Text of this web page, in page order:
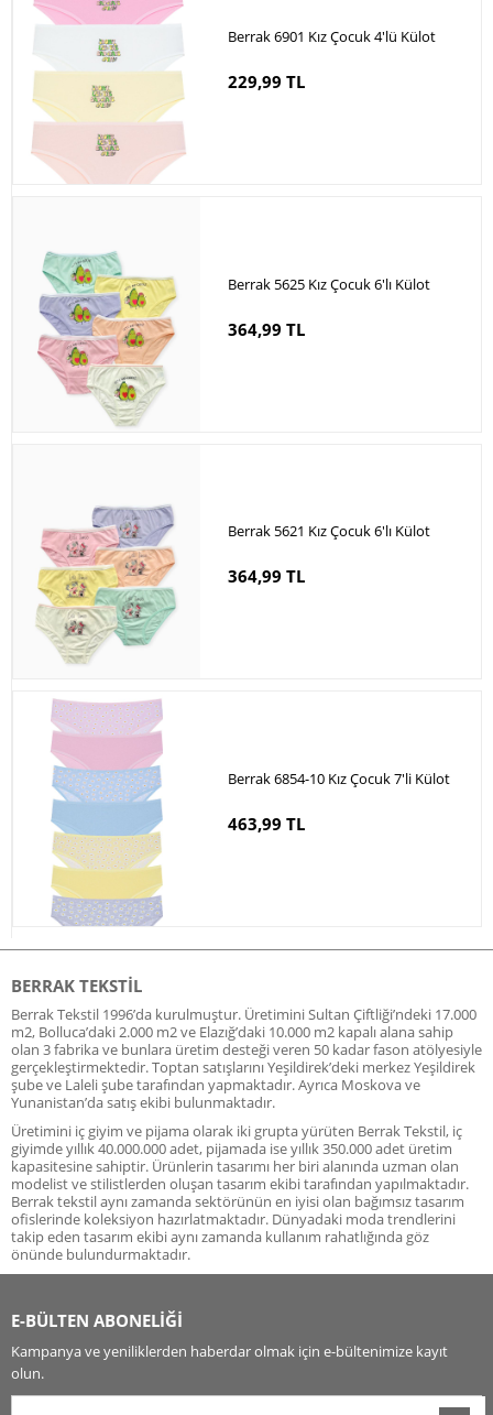
Berrak 6901 Kız Çocuk 4'lü Külot
229,99 TL
Berrak 5625 Kız Çocuk 6'lı Külot
364,99 TL
Berrak 5621 Kız Çocuk 6'lı Külot
364,99 TL
Berrak 6854-10 Kız Çocuk 7'li Külot
463,99 TL
BERRAK TEKSTIL
Berrak Tekstil 1996’da kurulmuştur. Üretimini Sultan Çiftliği’ndeki 17.000
m2, Bolluca’daki 2.000 m2 ve Elazığ’daki 10.000 m2 kapalı alana sahip
olan 3 fabrika ve bunlara üretim desteği veren 50 kadar fason atölyesiyle
gerçekleştirmektedir. Toptan satışlarını Yeşildirek’deki merkez Yeşildirek
şube ve Laleli şube tarafından yapmaktadır. Ayrıca Moskova ve
Yunanistan’da satış ekibi bulunmaktadır.
Üretimini iç giyim ve pijama olarak iki grupta yürüten Berrak Tekstil, iç
giyimde yıllık 40.000.000 adet, pijamada ise yıllık 350.000 adet üretim
kapasitesine sahiptir. Ürünlerin tasarımı her biri alanında uzman olan
modelist ve stilistlerden oluşan tasarım ekibi tarafından yapılmaktadır.
Berrak tekstil aynı zamanda sektörünün en iyisi olan bağımsız tasarım
ofislerinde koleksiyon hazırlatmaktadır. Dünyadaki moda trendlerini
takip eden tasarım ekibi aynı zamanda kullanım rahatlığında göz
önünde bulundurmaktadır.
E-BÜLTEN ABONELİĞİ
Kampanya ve yeniliklerden haberdar olmak için e-bültenimize kayıt
olun.